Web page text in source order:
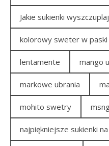
Jakie sukienki
kolorowy sweter w paski
lentamente mango
markowe ubrania
mohito swetry
najpiękniejsze sukienki